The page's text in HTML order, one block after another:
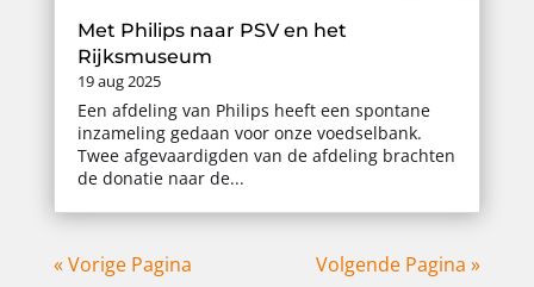
Met Philips naar PSV en het
Rijksmuseum
19 aug 2025
Een afdeling van Philips heeft een spontane
inzameling gedaan voor onze voedselbank.
Twee afgevaardigden van de afdeling brachten
de donatie naar de...
« Vorige Pagina Volgende Pagina »